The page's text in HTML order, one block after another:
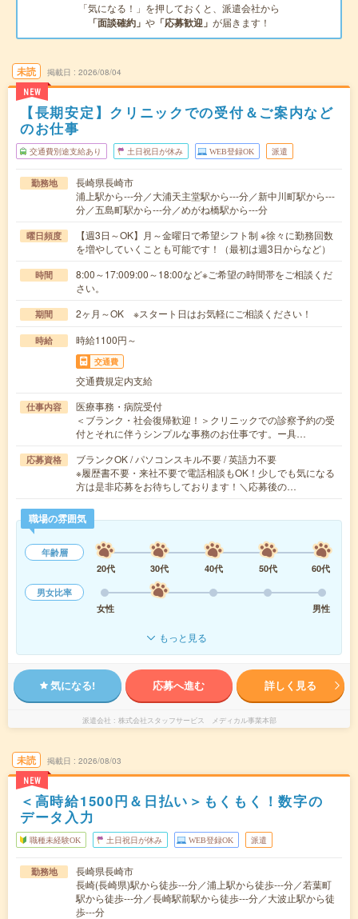
「気になる！」を押しておくと、派遣会社から
「面談確約」 や 「応募歓迎」 が届きます！
未読
NEW
掲載日 2026/08/04
【長期安定】クリニックでの受付＆ご案内など
のお仕事
交通費別途支給あり 土日祝日が休み WEB登録OK 派遣
勤務地
長崎県長崎市
浦上駅から---分／大浦天主堂駅から---分／新中川町駅から---
分／五島町駅から---分／めがね橋駅から---分
曜日頻度
【週3日～OK】月～金曜日で希望シフト制 ※徐々に勤務回数
を増やしていくことも可能です！（最初は週3日からなど）
時間
8:00～17:009:00～18:00など※ご希望の時間帯をご相談くだ
さい。
期間 2ヶ月～OK ※スタート日はお気軽にご相談ください！
時給 時給1100円～
交通費
交通費規定内支給
仕事内容
医療事務・病院受付
＜ブランク・社会復帰歓迎！＞クリニックでの診察予約の受
付とそれに伴うシンプルな事務のお仕事です。ー具…
応募資格
ブランクOK / パソコンスキル不要 / 英語力不要
※履歴書不要・来社不要で電話相談もOK！少しでも気になる
方は是非応募をお待ちしております！＼応募後の…
職場の雰囲気
年齢層
20代
30代 40代 50代
60代
男女比率
女性
男性
もっと見る
気になる! 応募へ進む 詳しく見る
派遣会社 株式会社スタッフサービス メディカル事業本部
未読
NEW
掲載日 2026/08/03
＜高時給1500円＆日払い＞もくもく！数字の
データ入力
職種未経験OK 土日祝日が休み WEB登録OK 派遣
勤務地
長崎県長崎市
長崎(長崎県)駅から徒歩---分／浦上駅から徒歩---分／若葉町
駅から徒歩---分／長崎駅前駅から徒歩---分／大波止駅から徒
歩---分